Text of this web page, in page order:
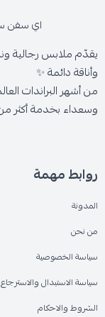
اي سفن
يقدّم ملابس رجالية
وأناقة دائمة ✨
من أشهر البراندات
وسعداء بخدمة أكثر من 300,000 عميل حول
روابط مهمة
المدونة
من نحن
سياسة الخصوصية
سياسة الاستبدال والاسترجاع
الشروط والاحكام